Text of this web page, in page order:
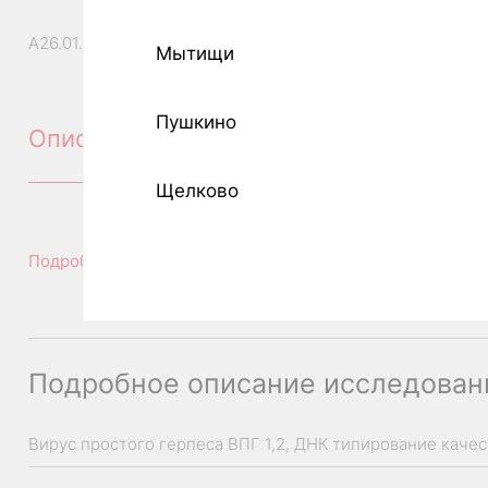
Мытищи
Пушкино
Щелково
А26.01.024.001.002
Описание
Подробное описание исследования
Подробное описание
Вирус простого герпеса ВПГ 1,2, ДНК типирование